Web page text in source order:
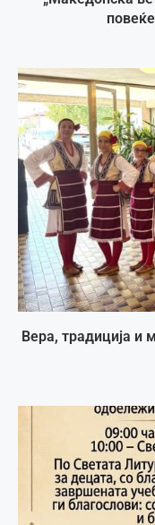
Вера, традиција и